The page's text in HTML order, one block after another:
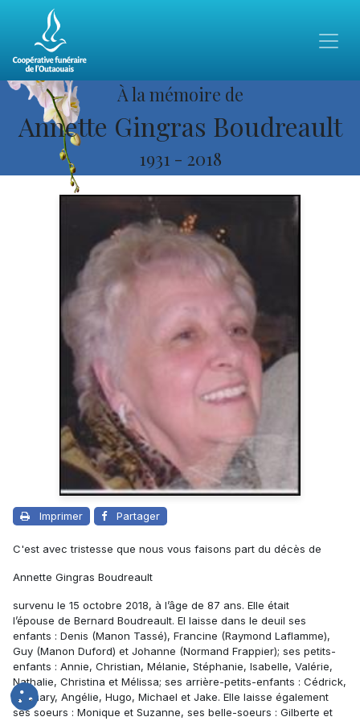
À la mémoire de
Annette Gingras Boudreault
1931 - 2018
Imprimer Partager
C'est avec tristesse que nous vous faisons part du décès de
Annette Gingras Boudreault
survenu le 15 octobre 2018, à l’âge de 87 ans. Elle était
l’épouse de Bernard Boudreault. El laisse dans le deuil ses
enfants : Denis (Manon Tassé), Francine (Raymond Laflamme),
Guy (Manon Duford) et Johanne (Normand Frappier); ses petits-
enfants : Annie, Christian, Mélanie, Stéphanie, Isabelle, Valérie,
Nathalie, Christina et Mélissa; ses arrière-petits-enfants : Cédrick,
Zachary, Angélie, Hugo, Michael et Jake. Elle laisse également
ses soeurs : Monique et Suzanne, ses belle-soeurs : Gilberte et